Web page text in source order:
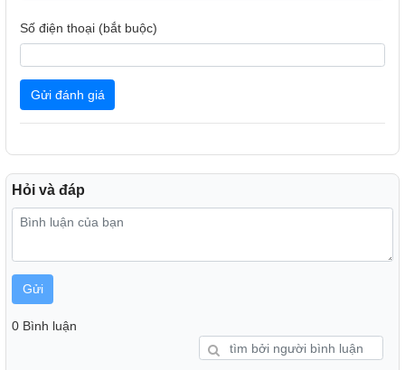
Bộ xử lý Neural Quantum 4K
Bộ xử lý Neural Quantum 4K mạnh mẽ giúp tối ưu hiệu suất toàn
diện, tinh chỉnh thông minh hình ảnh, âm thanh và nhiều yếu tố
Số điện thoại (bắt buộc)
Gửi đánh giá
Hỏi và đáp
Gửi
0 Bình luận